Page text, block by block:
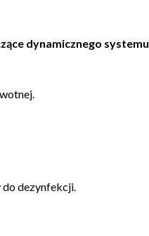
dynamicznego systemu
dezynfekcji.